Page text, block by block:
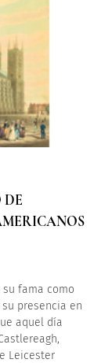
DE
fama como
presencia en
aquel día
Leicester